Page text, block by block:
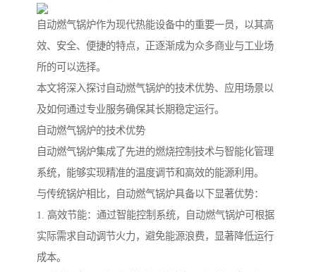
自动燃气锅炉作为现代热能设备中的重要一员，以其高
效、安全、便捷的特点，正逐渐成为众多商业与工业场
所的可以选择。
本文将深入探讨自动燃气锅炉的技术优势、应用场景以
及如何通过专业服务确保其长期稳定运行。
自动燃气锅炉的技术优势
自动燃气锅炉集成了先进的燃烧控制技术与智能化管理
系统，能够实现精准的温度调节和高效的能源利用。
与传统锅炉相比，自动燃气锅炉具备以下显著优势：
1. 高效节能：通过智能控制系统，自动燃气锅炉可根据
实际需求自动调节火力，避免能源浪费，显著降低运行
成本。